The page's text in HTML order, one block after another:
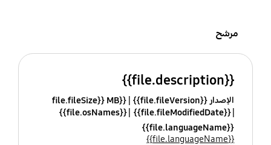
مرشح
{{file.description}}
الإصدار {{file.fileVersion}}
{{file.fileSize}} MB
{{file.fileModifiedDate}}
{{file.osNames}}
{{file.languageName}}
{{file.languageName}}